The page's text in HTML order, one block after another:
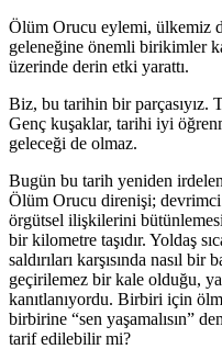
Ölüm Orucu eylemi, ülkemiz
geleneğine önemli birikimler
üzerinde derin etki yarattı.
Biz, bu tarihin bir parçasıyız.
Genç kuşaklar, tarihi iyi
geleceği de olmaz.
Bugün bu tarih yeniden
Ölüm Orucu direnişi; devrimci
örgütsel ilişkilerini
bir kilometre taşıdır. Yoldaş
saldırıları karşısında nasıl
geçirilemez bir kale olduğu,
kanıtlanıyordu. Birbiri için
birbirine “sen yaşamalısın”
tarif edilebilir mi?